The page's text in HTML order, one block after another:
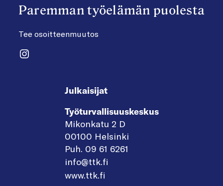
Paremman työelämän puolesta
Tee osoitteenmuutos
Instagram
Julkaisijat
Työturvallisuuskeskus
Mikonkatu 2 D
00100 Helsinki
Puh. 09 61 6261
info@ttk.fi
www.ttk.fi